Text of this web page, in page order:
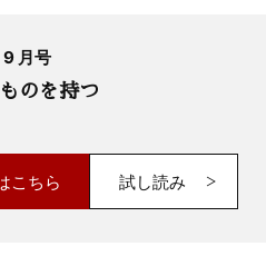
月号
のを持つ
こちら 試し読み